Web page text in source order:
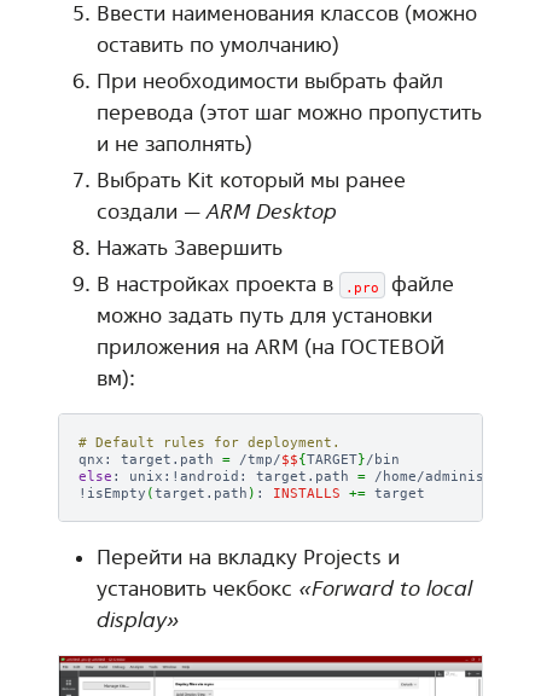
Ввести наименования классов (можно
оставить по умолчанию)
При необходимости выбрать файл
перевода (этот шаг можно пропустить
и не заполнять)
Выбрать Kit который мы ранее
создали — ARM Desktop
Нажать Завершить
В настройках проекта в
.pro
файле
можно задать путь для установки
приложения на ARM (на ГОСТЕВОЙ
вм):
# Default rules for deployment.
qnx:
target.path = /tmp/$${TARGET}
else : unix:!android: target.path = /home/
!isEmpty (target.path ) : INSTALLS +=
Перейти на вкладку Projects и
установить чекбокс «Forward to local
display»